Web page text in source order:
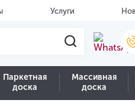
Услуги
Паркетная
доска
Массивная
доска